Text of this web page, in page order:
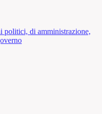
politici, di amministrazione,